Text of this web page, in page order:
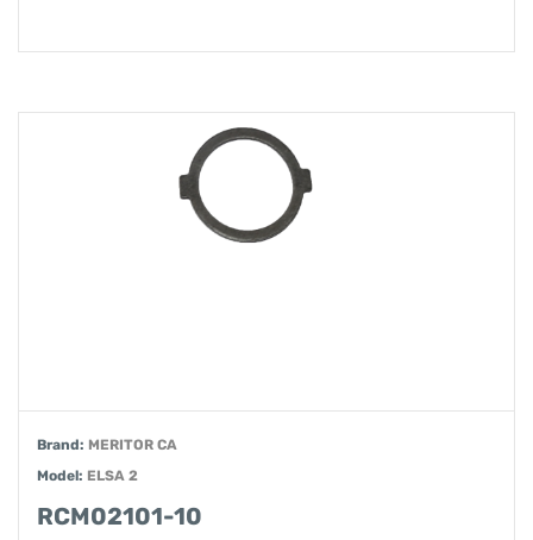
Brand: MERITOR CA
Model: ELSA 2
RCM02101-10